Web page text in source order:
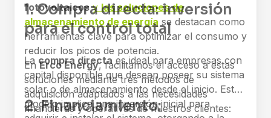
fotovoltaicos y las soluciones de
almacenamiento de energía se destacan como
herramientas clave para optimizar el consumo y
reducir los picos de potencia.
EnErco Energy, facilitamos el acceso a estas
soluciones mediante tres métodos de
adquisición adaptados a las necesidades
financieras y operativas de nuestros clientes:
1. Compra directa: inversión
para el control total
La compra directa es ideal para empresas con
capital disponible que desean poseer su sistema
solar o de almacenamiento desde el inicio. Este
modelo implica una inversión inicial para
2. Financiamiento: